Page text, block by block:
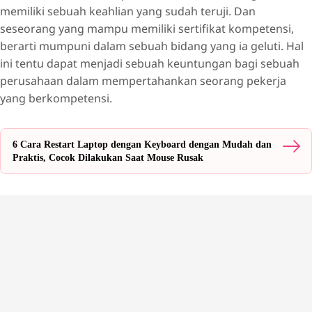
memiliki sebuah keahlian yang sudah teruji. Dan
seseorang yang mampu memiliki sertifikat kompetensi,
berarti mumpuni dalam sebuah bidang yang ia geluti. Hal
ini tentu dapat menjadi sebuah keuntungan bagi sebuah
perusahaan dalam mempertahankan seorang pekerja
yang berkompetensi.
6 Cara Restart Laptop dengan Keyboard dengan Mudah dan
Praktis, Cocok Dilakukan Saat Mouse Rusak